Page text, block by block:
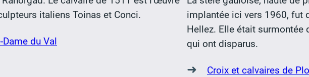
italiens Toinas et Conci.
Dame du Val
implantée ici vers 1960, fut
Hellez. Elle était surmontée
qui ont disparus.
➜ Croix et calvaires de